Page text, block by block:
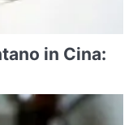
in Cina: